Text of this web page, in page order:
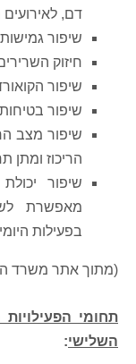
דם, לאירועים
שיפור
חיזוק
שיפור
שיפור
שיפור מצב
הריכוז ומתן
שיפור
מאפשרת
בפעילות
(מתוך אתר משרד
תחומי
השלישי: